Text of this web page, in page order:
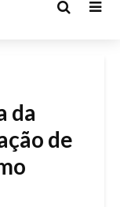
da
de